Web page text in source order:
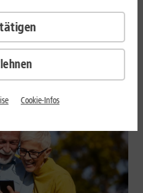
sind 2026 gefragter denn
besonders lange durchhalten,
und vergleicht Geräte mit
Cookie-Infos